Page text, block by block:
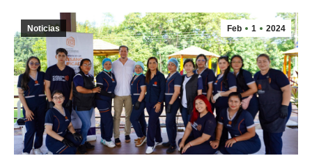
Feb 1 2024
Noticias